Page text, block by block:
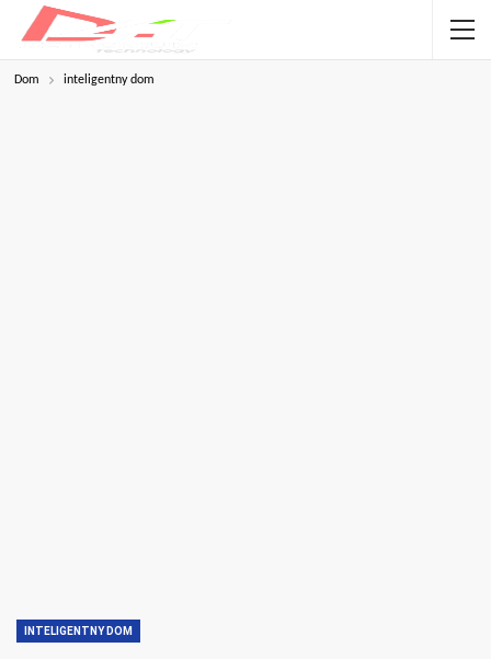
Dom inteligentny dom
INTELIGENTNY DOM